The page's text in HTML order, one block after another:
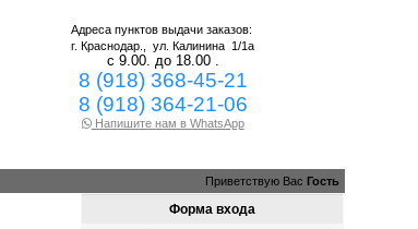
Адреса пунктов выдачи заказов:
г. Краснодар.,ул. Калинина 1/1а
с 9.00. до 18.00 .
8 (918) 368-45-21
8 (918) 364-21-06
Напишите нам в WhatsApp
Приветствую Вас Гость
Форма входа